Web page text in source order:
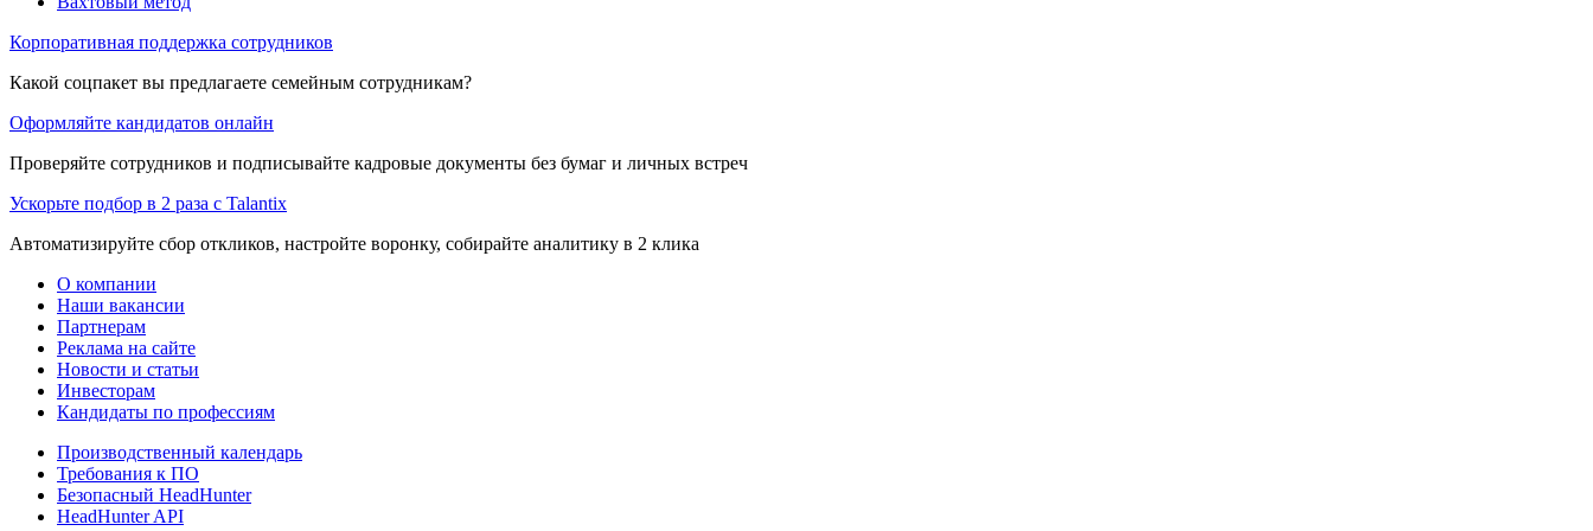
Корпоративная поддержка сотрудников
Какой соцпакет вы предлагаете семейным сотрудникам?
Оформляйте кандидатов онлайн
Проверяйте сотрудников и подписывайте кадровые документы без бумаг и личных встреч
Ускорьте подбор в 2 раза с Talantix
Автоматизируйте сбор откликов, настройте воронку, собирайте аналитику в 2 клика
О компании
Наши вакансии
Партнерам
Реклама на сайте
Новости и статьи
Инвесторам
Кандидаты по профессиям
Производственный календарь
Требования к ПО
Безопасный HeadHunter
HeadHunter API